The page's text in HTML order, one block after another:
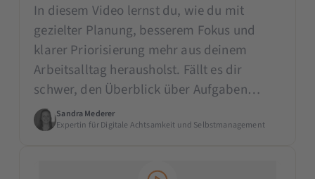
In diesem Video lernst du, wie du mit
gezielter Planung, besserem Fokus und
klarer Priorisierung mehr aus deinem
Arbeitsalltag herausholst. Fällt es dir
schwer, den Überblick über Aufgaben…
Sandra Mederer
Expertin für Digitale Achtsamkeit und Selbstmanagement